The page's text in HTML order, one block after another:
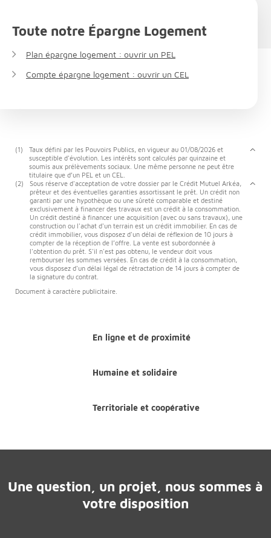
Toute notre Épargne Logement
Plan épargne logement : ouvrir un PEL
Compte épargne logement : ouvrir un CEL
(1)
Taux défini par les Pouvoirs Publics, en vigueur au 01/08/2026 et
susceptible d'évolution. Les intérêts sont calculés par quinzaine et
soumis aux prélèvements sociaux. Une même personne ne peut être
titulaire que d’un PEL et un CEL.
(2)
Sous réserve d'acceptation de votre dossier par le Crédit Mutuel Arkéa,
prêteur et des éventuelles garanties assortissant le prêt. Un crédit non
garanti par une hypothèque ou une sûreté comparable et destiné
exclusivement à financer des travaux est un crédit à la consommation.
Un crédit destiné à financer une acquisition (avec ou sans travaux), une
construction ou l'achat d'un terrain est un crédit immobilier. En cas de
crédit immobilier, vous disposez d'un délai de réflexion de 10 jours à
compter de la réception de l’offre. La vente est subordonnée à
l'obtention du prêt. S'il n'est pas obtenu, le vendeur doit vous
rembourser les sommes versées. En cas de crédit à la consommation,
vous disposez d'un délai légal de rétractation de 14 jours à compter de
la signature du contrat.
Document à caractère publicitaire.
En ligne et de proximité
Humaine et solidaire
Territoriale et coopérative
Une question, un projet, nous sommes à
votre disposition